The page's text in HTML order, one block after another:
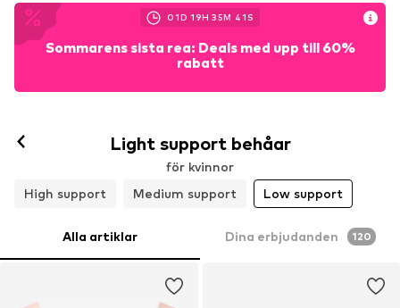
01D 19H 35M 40 S
Sommarens sista rea: Deals med upp till 60%
rabatt
Light support behåar
för kvinnor
High support
Medium support Low support
Alla artiklar Dina erbjudanden 120